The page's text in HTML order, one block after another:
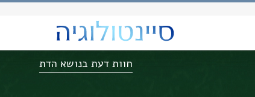
חוות דעת בנושא הדת